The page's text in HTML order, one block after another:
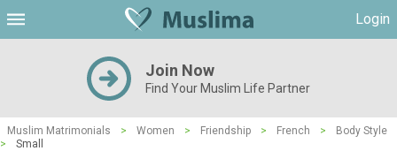
Login
Join Now
Find Your Muslim Life Partner
Muslim Matrimonials > Women > Friendship > French >
Body Style
>
Small